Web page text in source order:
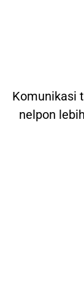
Komunikasi
nelpon